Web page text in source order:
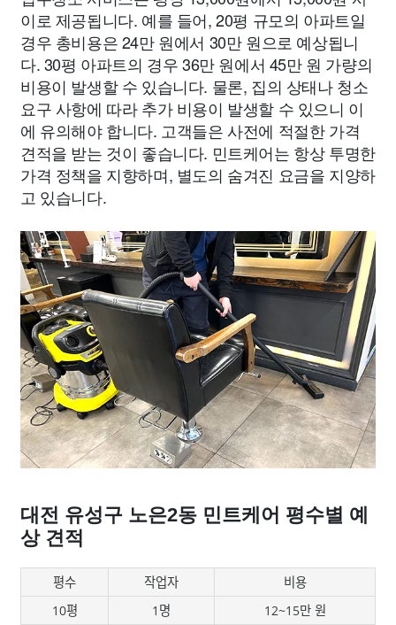
이로 제공됩니다. 예를 들어, 20평 규모의 아파트일
경우 총비용은 24만 원에서 30만 원으로 예상됩니
다. 30평 아파트의 경우 36만 원에서 45만 원 가량의
비용이 발생할 수 있습니다. 물론, 집의 상태나 청소
요구 사항에 따라 추가 비용이 발생할 수 있으니 이
에 유의해야 합니다. 고객들은 사전에 적절한 가격
견적을 받는 것이 좋습니다. 민트케어는 항상 투명한
가격 정책을 지향하며, 별도의 숨겨진 요금을 지양하
고 있습니다.
대전 유성구 노은2동 민트케어 평수별 예
상 견적
평수 작업자
비용
10평
1명
12~15만 원